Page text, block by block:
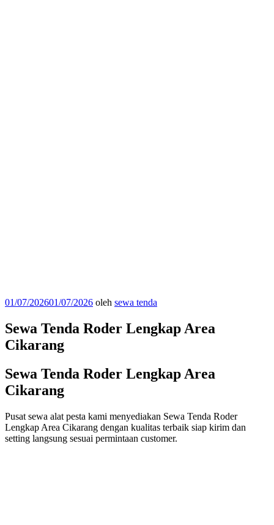
Diposkan
01/07/202601/07/2026 oleh sewa tenda
Sewa Tenda Roder Lengkap Area
Cikarang
Sewa Tenda Roder Lengkap Area
Cikarang
Pusat sewa alat pesta kami menyediakan Sewa Tenda Roder
Lengkap Area Cikarang dengan kualitas terbaik siap kirim dan
setting langsung sesuai permintaan customer.